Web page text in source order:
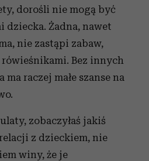
dorośli nie mogą być
dziecka. Żadna, nawet
nie zastąpi zabaw,
Bez innych
raczej małe szanse na
zobaczyłaś jakiś
z dzieckiem, nie
winy, że je